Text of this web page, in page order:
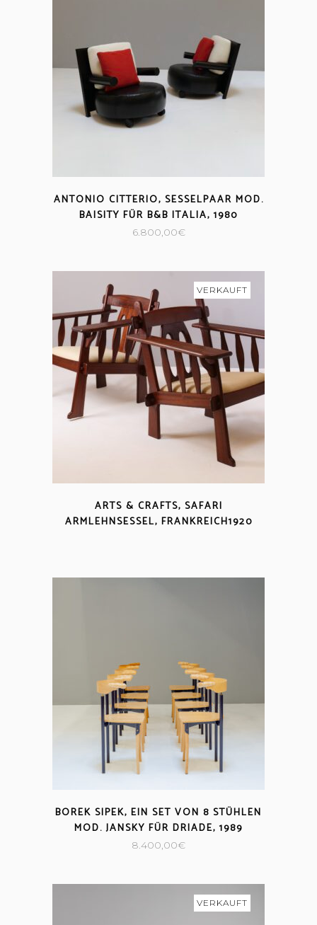
ANTONIO CITTERIO, SESSELPAAR MOD.
BAISITY FÜR B&B ITALIA, 1980
6.800,00€
VERKAUFT
ARTS & CRAFTS, SAFARI
ARMLEHNSESSEL, FRANKREICH1920
BOREK SIPEK, EIN SET VON 8 STÜHLEN
MOD. JANSKY FÜR DRIADE, 1989
8.400,00€
VERKAUFT